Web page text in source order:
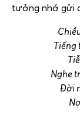
tưởng nhớ gửi
Tiếng
Nghe
Đời